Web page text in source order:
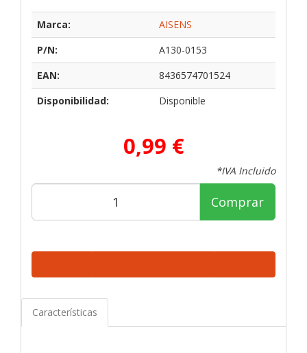
Marca:
AISENS
P/N:
A130-0153
EAN:
8436574701524
Disponibilidad:
Disponible
0,99 €
*IVA Incluido
Comprar
Características